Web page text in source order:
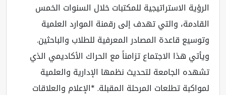
الاستراتيجية للمكتبات خلال السنوات الخمس
والتي تهدف إلى رقمنة الموارد العلمية
قاعدة المصادر المعرفية للطلاب والباحثين.
هذا الاجتماع تزامناً مع الحراك الأكاديمي الذي
الجامعة لتحديث نظمها الإدارية والعلمية
تطلعات المرحلة المقبلة. *الإعلام والعلاقات